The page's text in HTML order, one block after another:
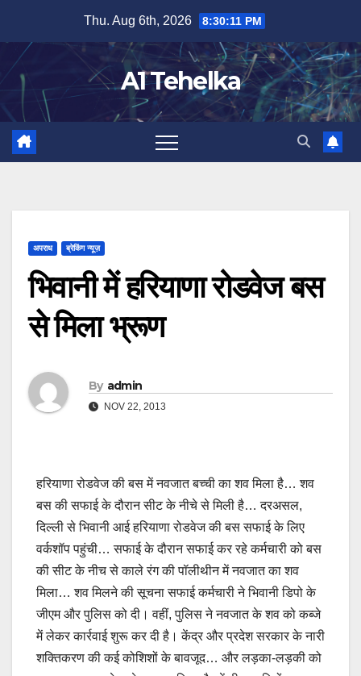
content
Thu. Aug 6th, 2026 8:30:11 PM
A1 Tehelka
अपराध ब्रेकिंग न्यूज़
भिवानी में हरियाणा रोडवेज बस
से मिला भ्रूण
By admin
NOV 22, 2013
हरियाणा रोडवेज की बस में नवजात बच्ची का शव मिला है… शव
बस की सफाई के दौरान सीट के नीचे से मिली है… दरअसल,
दिल्ली से भिवानी आई हरियाणा रोडवेज की बस सफाई के लिए
वर्कशॉप पहुंची… सफाई के दौरान सफाई कर रहे कर्मचारी को बस
की सीट के नीच से काले रंग की पॉलीथीन में नवजात का शव
मिला… शव मिलने की सूचना सफाई कर्मचारी ने भिवानी डिपो के
जीएम और पुलिस को दी। वहीं, पुलिस ने नवजात के शव को कब्जे
में लेकर कार्रवाई शुरू कर दी है। केंद्र और प्रदेश सरकार के नारी
शक्तिकरण की कई कोशिशों के बावजूद… और लड़का-लड़की को